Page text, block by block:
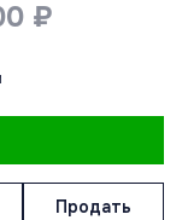
₽
Продать